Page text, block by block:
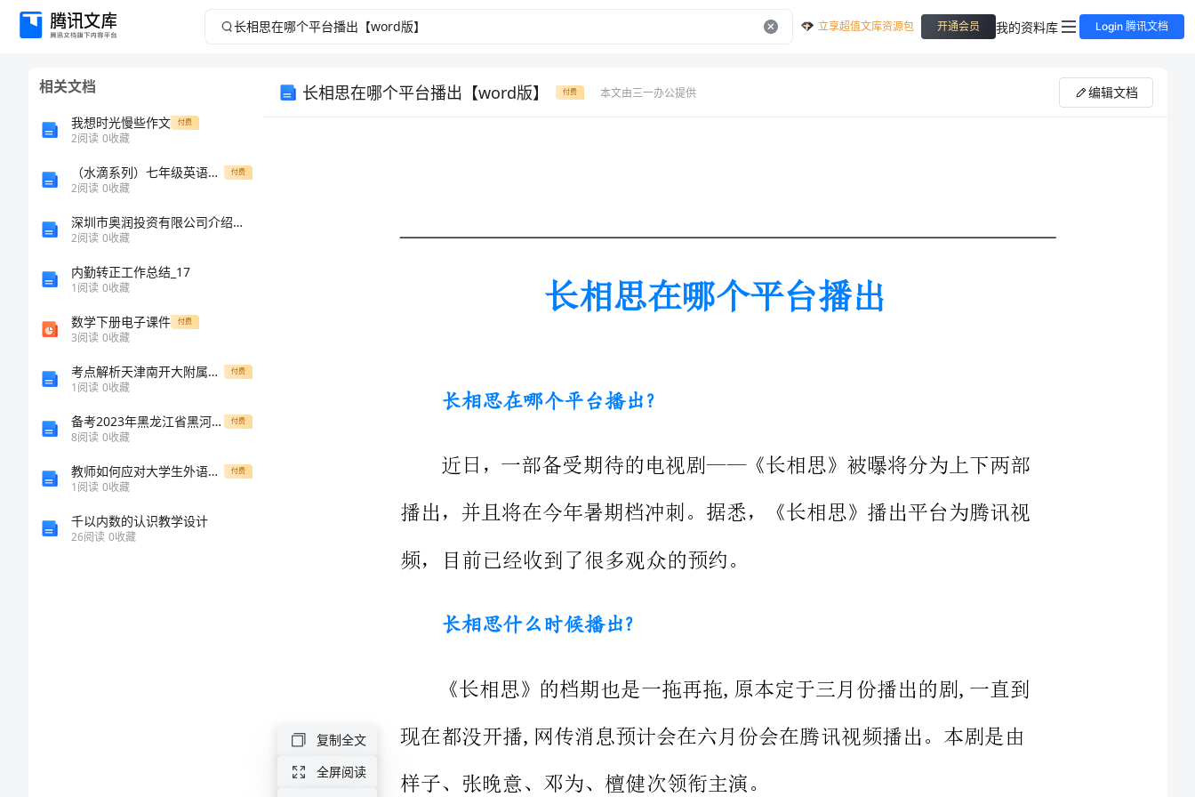
长
【word
版】
立享超值文库资源包 开通会员 我的资料库 Login 腾讯文档
相关文档
我想时光慢些作文 付费
2阅读 0收藏
（水滴系列）七年级英语上册 Unit 6 Do you like bananas（第2课时）Section A（1a-3c）教学课案 人教新目标版-人教新目标版初中七年级上册英语教学课案 付费
2阅读 0收藏
深圳市奥润投资有限公司介绍企业发展分析报告
2阅读 0收藏
内勤转正工作总结_17
1阅读 0收藏
数学下册电子课件 付费
3阅读 0收藏
考点解析天津南开大附属中数学人教版七年级下册二元一次方程组达标测试试卷（解析版含答案） 付费
1阅读 0收藏
备考2023年黑龙江省黑河市成考专升本英语测试卷一含答案 付费
8阅读 0收藏
教师如何应对大学生外语学习中所产生的焦虑 付费
1阅读 0收藏
千以内数的认识教学设计
26阅读 0收藏
长相思在哪个平台播出【word版】 付费 本文由三一办公提供 编辑文档
毕业于北京电影雪猿,拍摄《极品模王》出道,后来出演了《林海雪原》、
长相思在哪个平台播出
样子、张晚意、邓为、檀健次领衔主演。
喜欢,杨紫本人的作品也是越来越有技术含量,演技也不断提升。张晚意
复制全文
全屏阅读